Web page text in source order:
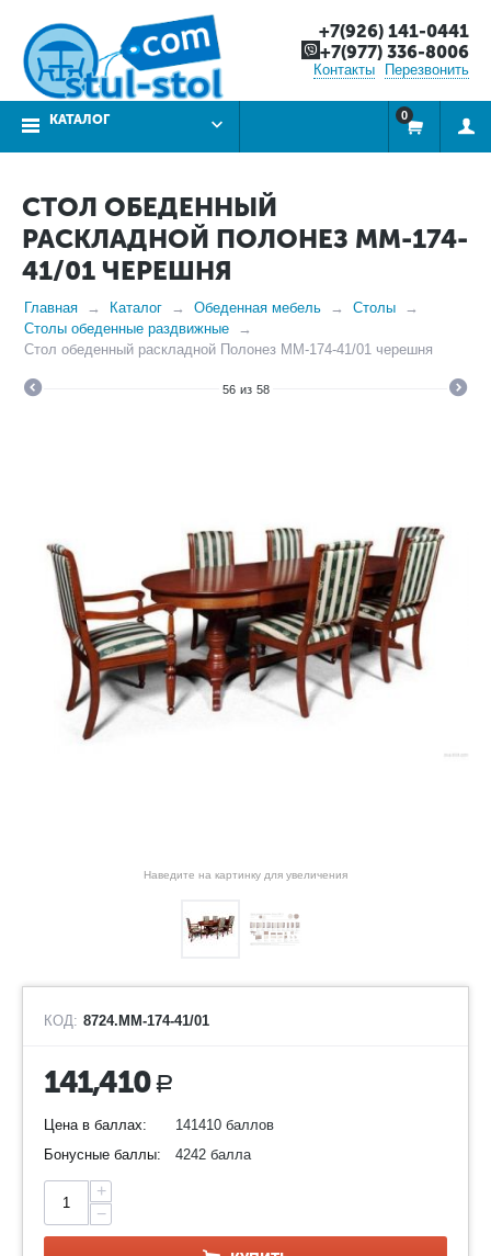
+7(926) 141-0441
+7(977) 336-8006
Контакты Перезвонить
КАТАЛОГ 0
СТОЛ ОБЕДЕННЫЙ
РАСКЛАДНОЙ ПОЛОНЕЗ ММ-174-
41/01 ЧЕРЕШНЯ
Главная Каталог Обеденная мебель
Столы
Столы обеденные раздвижные
Стол обеденный раскладной Полонез ММ-174-41/01 черешня
56 из 58
Наведите на картинку для увеличения
КОД: 8724.ММ-174-41/01
141,410 Р
Цена в баллах:
141410 баллов
Бонусные баллы:
4242 балла
+
−